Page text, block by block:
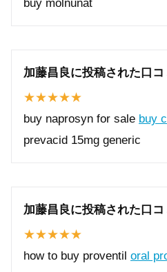
buy molnunat
加藤昌良に投稿された口コ
buy naprosyn for sale buy
prevacid 15mg generic
加藤昌良に投稿された口コ
how to buy proventil oral